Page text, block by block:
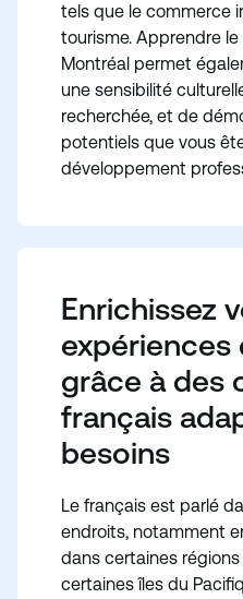
tels que le commerce
tourisme. Apprendre le
Montréal permet
une sensibilité
recherchée, et de
potentiels que vous
développement
Enrichissez
expériences
grâce à des
français
besoins
Le français est parlé
endroits, notamment
dans certaines
certaines îles du